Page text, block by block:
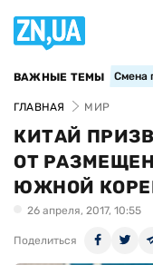
ВАЖНЫЕ ТЕМЫ Смена
ГЛАВНАЯ МИР
КИТАЙ
ОТ
ЮЖНОЙ
26 апреля, 2017, 10:55
Поделиться